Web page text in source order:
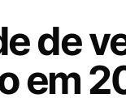
de
em